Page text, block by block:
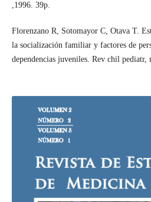
,1996. 39p.
Florenzano R, Sotomayor C, Otava T.
la socialización familiar y factores de
dependencias juveniles. Rev chil